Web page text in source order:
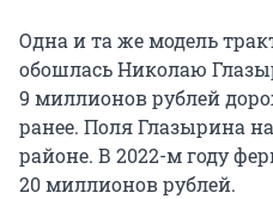
Одна и та же модель
обошлась Николаю
9 миллионоврублей
ранее. Поля Глазырина
районе. В 2022-мгоду
20 миллионоврублей.